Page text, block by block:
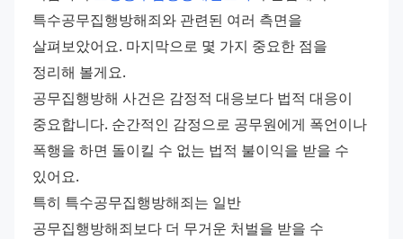
특수공무집행방해죄와 관련된 여러 측면을
살펴보았어요. 마지막으로 몇 가지 중요한 점을
정리해 볼게요.
공무집행방해 사건은 감정적 대응보다 법적 대응이
중요합니다. 순간적인 감정으로 공무원에게 폭언이나
폭행을 하면 돌이킬 수 없는 법적 불이익을 받을 수
있어요.
특히 특수공무집행방해죄는 일반
공무집행방해죄보다 더 무거운 처벌을 받을 수